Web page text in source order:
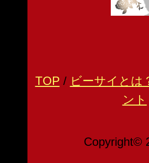
TOP / ビーサイとは
ント
Copyright©